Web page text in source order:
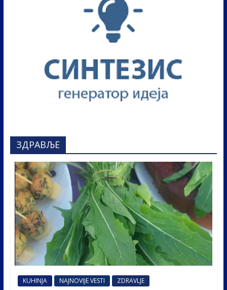
ЗДРАВЉЕ
KUHINJA NAJNOVIJE VESTI ZDRAVLJE